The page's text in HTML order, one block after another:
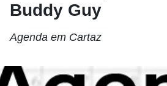
Buddy Guy
Agenda em Cartaz